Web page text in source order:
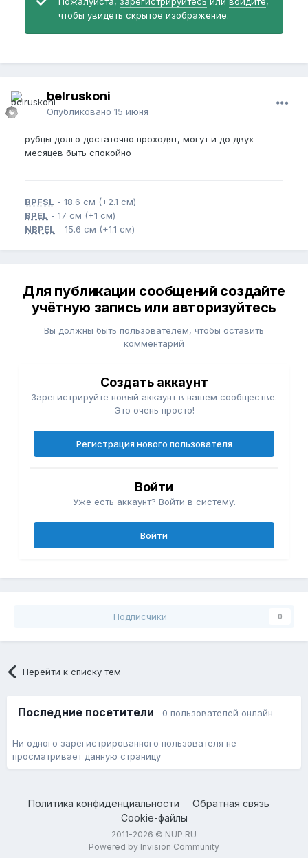
чтобы увидеть скрытое изображение.
belruskoni
Опубликовано 15 июня
рубцы долго достаточно проходят, могут и до двух
месяцев быть спокойно
BPFSL - 18.6 см (+2.1 см)
BPEL - 17 см (+1 см)
NBPEL - 15.6 см (+1.1 см)
Для публикации сообщений создайте
учётную запись или авторизуйтесь
Вы должны быть пользователем, чтобы оставить
комментарий
Создать аккаунт
Зарегистрируйте новый аккаунт в нашем сообществе.
Это очень просто!
Регистрация нового пользователя
Войти
Уже есть аккаунт? Войти в систему.
Войти
Подписчики 0
Перейти к списку тем
Последние посетители 0 пользователей онлайн
Ни одного зарегистрированного пользователя не
просматривает данную страницу
Политика конфиденциальности
Обратная связь
Cookie-файлы
2011-2026 © NUP.RU
Powered by Invision Community